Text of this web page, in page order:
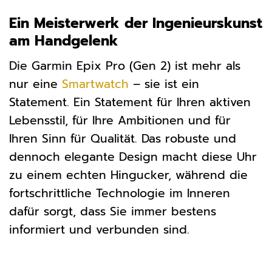
Ein Meisterwerk der Ingenieurskunst
am Handgelenk
Die Garmin Epix Pro (Gen 2) ist mehr als
nur eine Smartwatch – sie ist ein
Statement. Ein Statement für Ihren aktiven
Lebensstil, für Ihre Ambitionen und für
Ihren Sinn für Qualität. Das robuste und
dennoch elegante Design macht diese Uhr
zu einem echten Hingucker, während die
fortschrittliche Technologie im Inneren
dafür sorgt, dass Sie immer bestens
informiert und verbunden sind.